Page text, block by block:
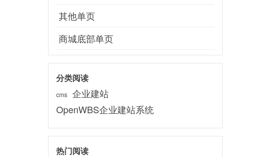
其他单页
商城底部单页
分类阅读
cms 企业建站
OpenWBS企业建站系统
热门阅读